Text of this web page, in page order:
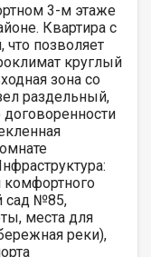
3-м этаже
Квартира с
позволяет
круглый
зона со
раздельный,
комфортного
сад №85,
места для
реки),